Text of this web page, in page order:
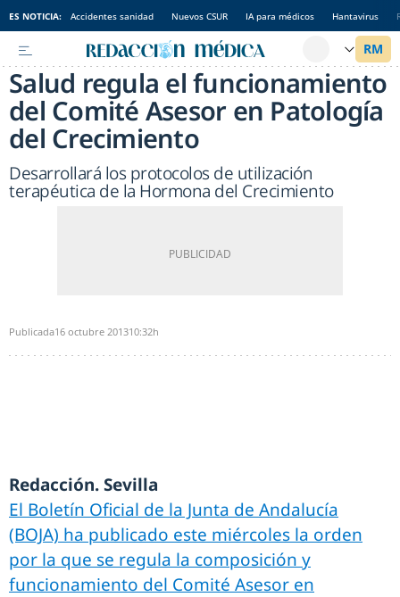
ES NOTICIA: Accidentes sanidad Nuevos CSUR IA para médicos Hantavirus
Salud regula el funcionamiento
del Comité Asesor en Patología
del Crecimiento
Desarrollará los protocolos de utilización
terapéutica de la Hormona del Crecimiento
Publicada16 octubre 201310:32h
Redacción. Sevilla
El Boletín Oficial de la Junta de Andalucía
(BOJA) ha publicado este miércoles la orden
por la que se regula la composición y
funcionamiento del Comité Asesor en